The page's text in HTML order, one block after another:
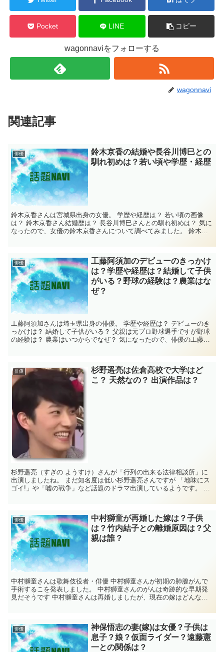
Pocket LINE コピー
wagonnaviをフォローする
wagonnavi
関連記事
俳優
鈴木京香の結婚や長谷川博巳との
馴れ初めは？若い頃や学歴・経歴
鈴木京香さんは宮城県出身の女優。 学歴や経歴は？ 若い頃の画像
は？ 鈴木京香さん結婚歴は？ 長谷川博巳さんとの馴れ初めは？ 気に
なったので、女優の鈴木京香さんについて調べてみました。 鈴木京
俳優
工藤阿須加のデビューのきっかけ
は？学歴や経歴は？結婚して子供
がいる？野球の経験は？農業はな
ぜ？
工藤阿須加さんは埼玉県出身の俳優。 学歴や経歴は？ デビューのき
っかけは？ 結婚して子供がいる？ 父親は元プロ野球選手ですが野球
の経験は？ 農業はいつからでなぜ？ 気になったので、俳優の工藤阿
俳優
杉野遥亮は佐倉高校で大学はど
こ？ 天然なの？ 出演作品は？
杉野遥亮（すぎの ようすけ）さんが「行列の出来る法律相談所」に
出演しましたね。 まだ知名度は低い杉野遥亮さんですが 「地味にス
ゴイ!」や「嘘の戦争」など話題のドラマ出演しているようです。 杉
俳優
中村獅童が再婚した嫁は？子供
は？竹内結子との離婚原因は？父
親は誰？
中村獅童さんは歌舞伎役者・俳優 中村獅童さんが初期の肺腺がんで
手術するこを発表しました。 中村獅童さんのがんは奇跡的な早期発
見だそうです 中村獅童さんは再婚しましたが、現在の嫁はどんな方
俳優
神保悟志の妻(嫁)は女優？子供は
息子？娘？仮面ライダー？遠藤憲
一との関係は？